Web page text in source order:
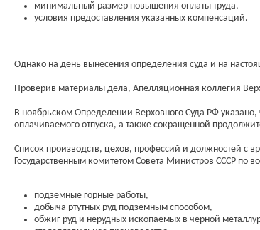
минимальный размер повышения оплаты труда,
условия предоставления указанных компенсаций.
Однако на день вынесения определения суда и на
Проверив материалы дела, Апелляционная коллегия
В ноябрьском Определении Верховного Суда РФ
оплачиваемого отпуска, а также сокращенной
Список производств, цехов, профессий и должностей с
Государственным комитетом Совета Министров СССР по
подземные горные работы,
добыча ртутных руд подземным способом,
обжиг руд и нерудных ископаемых в черной